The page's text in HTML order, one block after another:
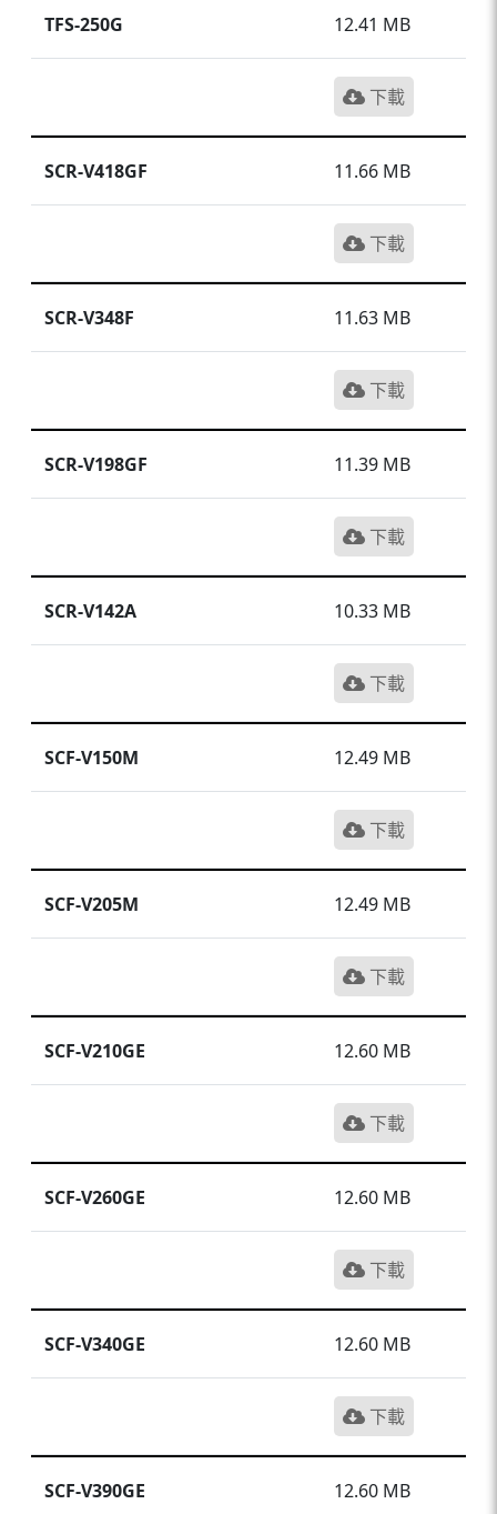
TFS-250G 12.41 MB
下載
SCR-V418GF 11.66 MB
下載
SCR-V348F 11.63 MB
下載
SCR-V198GF 11.39 MB
下載
SCR-V142A 10.33 MB
下載
SCF-V150M 12.49 MB
下載
SCF-V205M 12.49 MB
下載
SCF-V210GE 12.60 MB
下載
SCF-V260GE 12.60 MB
下載
SCF-V340GE 12.60 MB
下載
SCF-V390GE 12.60 MB